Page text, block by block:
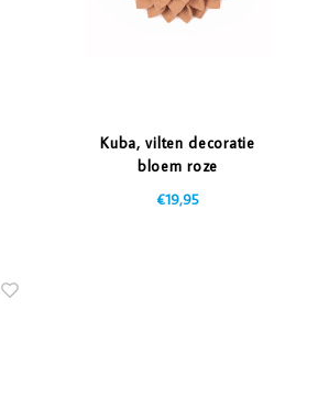
Kuba, vilten decoratie
bloem roze
€19,95